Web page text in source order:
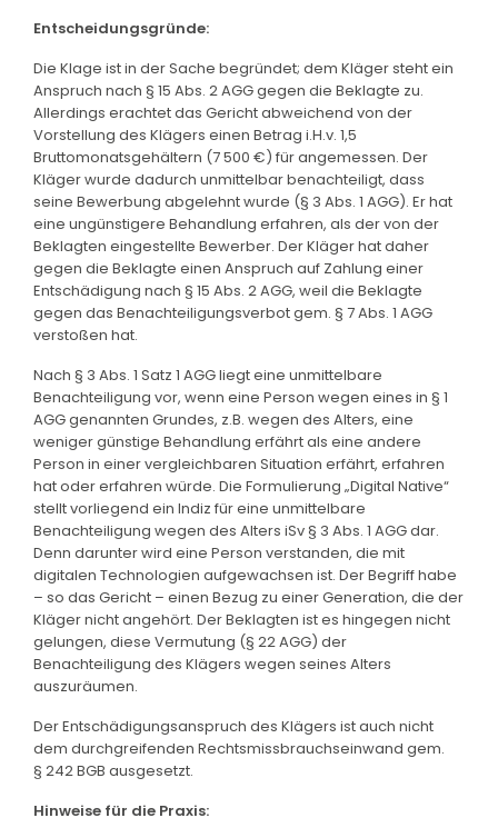
Entscheidungsgründe:
Die Klage ist in der Sache begründet; dem Kläger steht ein
Anspruch nach § 15 Abs. 2 AGG gegen die Beklagte zu.
Allerdings erachtet das Gericht abweichend von der
Vorstellung des Klägers einen Betrag i.H.v. 1,5
Bruttomonatsgehältern (7 500 €) für angemessen. Der
Kläger wurde dadurch unmittelbar benachteiligt, dass
seine Bewerbung abgelehnt wurde (§ 3 Abs. 1 AGG). Er hat
eine ungünstigere Behandlung erfahren, als der von der
Beklagten eingestellte Bewerber. Der Kläger hat daher
gegen die Beklagte einen Anspruch auf Zahlung einer
Entschädigung nach § 15 Abs. 2 AGG, weil die Beklagte
gegen das Benachteiligungsverbot gem. § 7 Abs. 1 AGG
verstoßen hat.
Nach § 3 Abs. 1 Satz 1 AGG liegt eine unmittelbare
Benachteiligung vor, wenn eine Person wegen eines in § 1
AGG genannten Grundes, z.B. wegen des Alters, eine
weniger günstige Behandlung erfährt als eine andere
Person in einer vergleichbaren Situation erfährt, erfahren
hat oder erfahren würde. Die Formulierung „Digital Native“
stellt vorliegend ein Indiz für eine unmittelbare
Benachteiligung wegen des Alters iSv § 3 Abs. 1 AGG dar.
Denn darunter wird eine Person verstanden, die mit
digitalen Technologien aufgewachsen ist. Der Begriff habe
– so das Gericht – einen Bezug zu einer Generation, die der
Kläger nicht angehört. Der Beklagten ist es hingegen nicht
gelungen, diese Vermutung (§ 22 AGG) der
Benachteiligung des Klägers wegen seines Alters
auszuräumen.
Der Entschädigungsanspruch des Klägers ist auch nicht
dem durchgreifenden Rechtsmissbrauchseinwand gem.
§ 242 BGB ausgesetzt.
Hinweise für die Praxis: